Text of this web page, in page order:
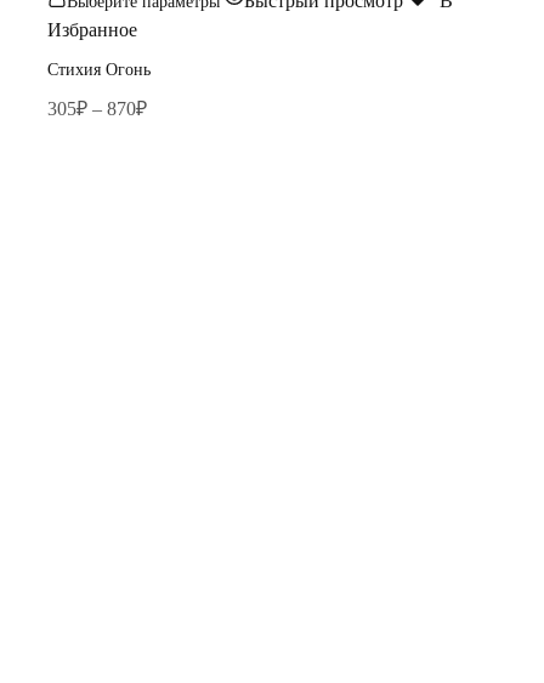
Избранное
Стихия Огонь
305₽ – 870₽Диапазон